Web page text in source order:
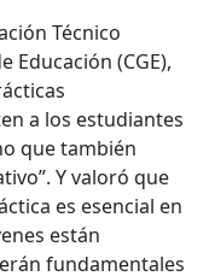
Técnico
Educación (CGE),
a los estudiantes
que también
Y valoró que
es esencial en
están
fundamentales